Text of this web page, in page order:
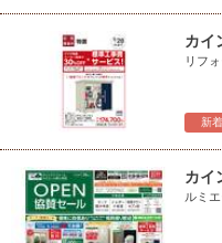
新着
カイ
リフ
カイ
ルミ